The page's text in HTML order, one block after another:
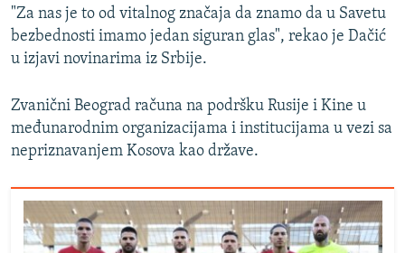
"Za nas je to od vitalnog značaja da znamo da u Savetu
bezbednosti imamo jedan siguran glas", rekao je Dačić
u izjavi novinarima iz Srbije.
Zvanični Beograd računa na podršku Rusije i Kine u
međunarodnim organizacijama i institucijama u vezi sa
nepriznavanjem Kosova kao države.